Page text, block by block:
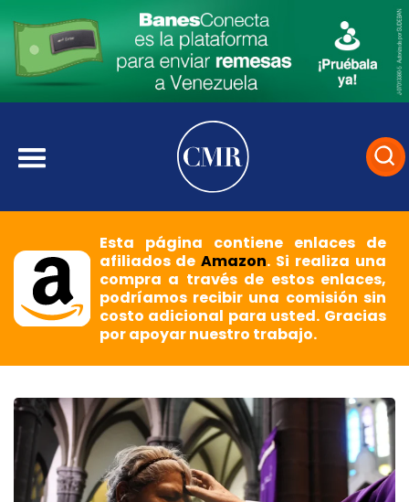
Esta página contiene enlaces de
afiliados deAmazon. Si realiza una
compra a través de estos enlaces,
podríamos recibir una comisión sin
costo adicional para usted. Gracias
por apoyar nuestro trabajo.